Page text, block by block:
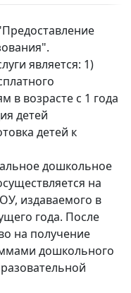
является: 1)
в возрасте с 1 года
детей
детей к
дошкольное
на
издаваемого в
года. После
на получение
дошкольного